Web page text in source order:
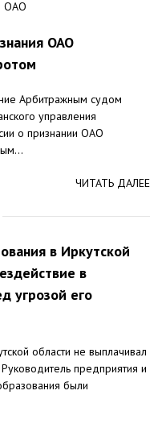
ОАО
Арбитражным судом
управления
о признании ОАО
ЧИТАТЬ ДАЛЕЕ
в Иркутской
в
угрозой его
области не выплачивал
предприятия и
были